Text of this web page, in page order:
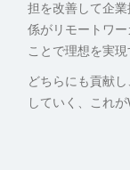
担を改善して企
係がリモートワ
ことで理想を実現
どちらにも貢献
していく、これ